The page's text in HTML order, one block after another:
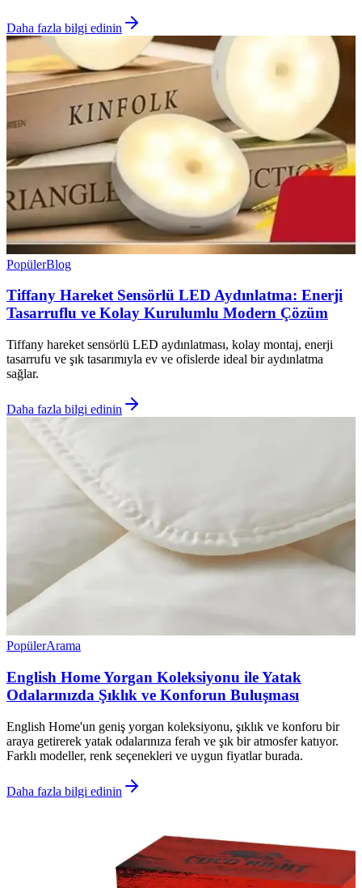
Daha fazla bilgi edinin
PopülerBlog
Tiffany Hareket Sensörlü LED Aydınlatma: Enerji
Tasarruflu ve Kolay Kurulumlu Modern Çözüm
Tiffany hareket sensörlü LED aydınlatması, kolay montaj, enerji
tasarrufu ve şık tasarımıyla ev ve ofislerde ideal bir aydınlatma
sağlar.
Daha fazla bilgi edinin
PopülerArama
English Home Yorgan Koleksiyonu ile Yatak
Odalarınızda Şıklık ve Konforun Buluşması
English Home'un geniş yorgan koleksiyonu, şıklık ve konforu bir
araya getirerek yatak odalarınıza ferah ve şık bir atmosfer katıyor.
Farklı modeller, renk seçenekleri ve uygun fiyatlar burada.
Daha fazla bilgi edinin